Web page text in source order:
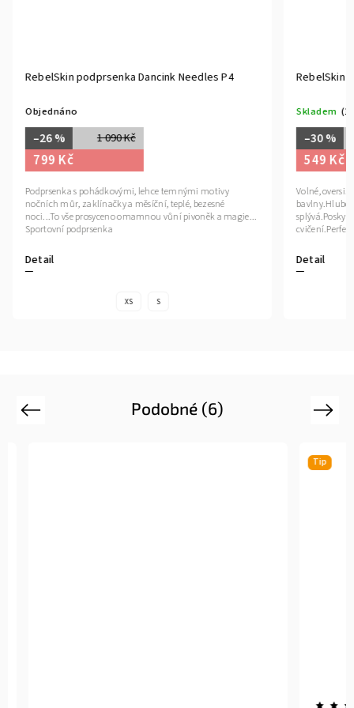
RebelSkin podprsenka Dancink Needles P4
Objednáno
1 090 Kč
–26 %
799 Kč
Detail
Podprsenka s pohádkovými, lehce temnými motivy
nočních můr, zaklínačky a měsíční, teplé, bezesné
noci...To vše prosyceno omamnou vůní pivoněk a magie...
Sportovní podprsenka
XS S
RebelSkin
Skladem
–30 %
549 Kč
Detail
Volné,
Podobné (6)
Previous
Tip
Next